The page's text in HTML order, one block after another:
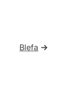
Blefa →